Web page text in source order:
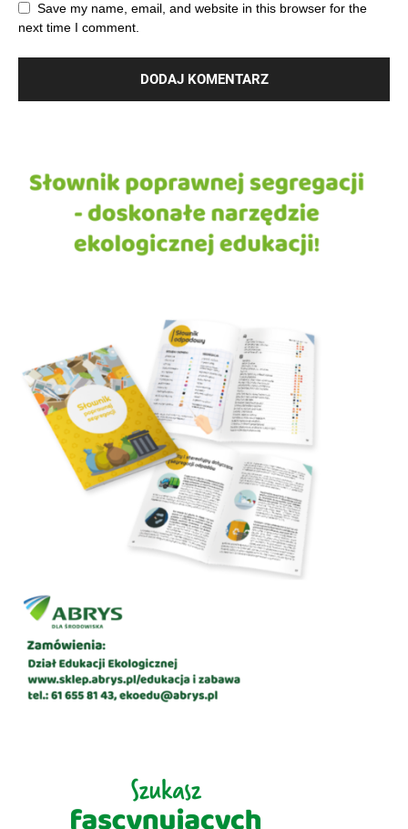
Save my name, email, and website in this browser for the
next time I comment.